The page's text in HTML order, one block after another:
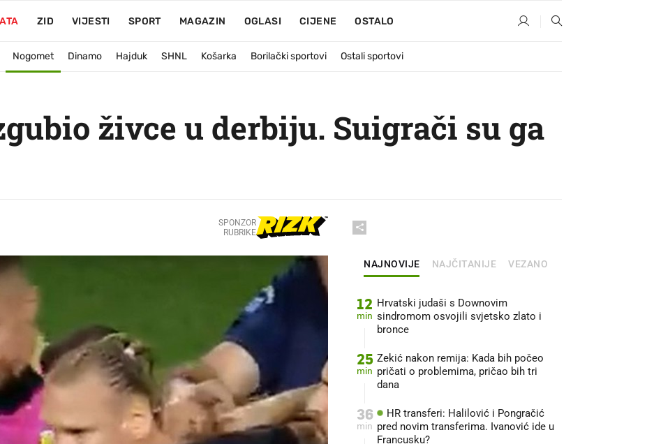
ZID VIJESTI SPORT MAGAZIN OGLASI CIJENE OSTALO
Nogomet Dinamo Hajduk SHNL Košarka Borilački sportovi Ostali sportovi
živce u derbiju. Suigrači su ga
SPONZOR
RUBRIKE
NAJNOVIJE NAJČITANIJE VEZANO
12
min
Hrvatski judaši s Downovim
sindromom osvojili svjetsko zlato i
bronce
25
min
Zekić nakon remija: Kada bih počeo
pričati o problemima, pričao bih tri
dana
36
min
HR transferi: Halilović i Pongračić
pred novim transferima. Ivanović ide u
Francusku?